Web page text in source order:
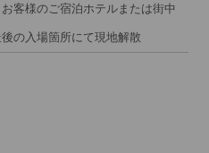
お客様のご宿泊ホテルまたは街中
後の入場箇所にて現地解散